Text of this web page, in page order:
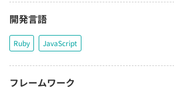
開発言語
Ruby JavaScript
フレームワーク